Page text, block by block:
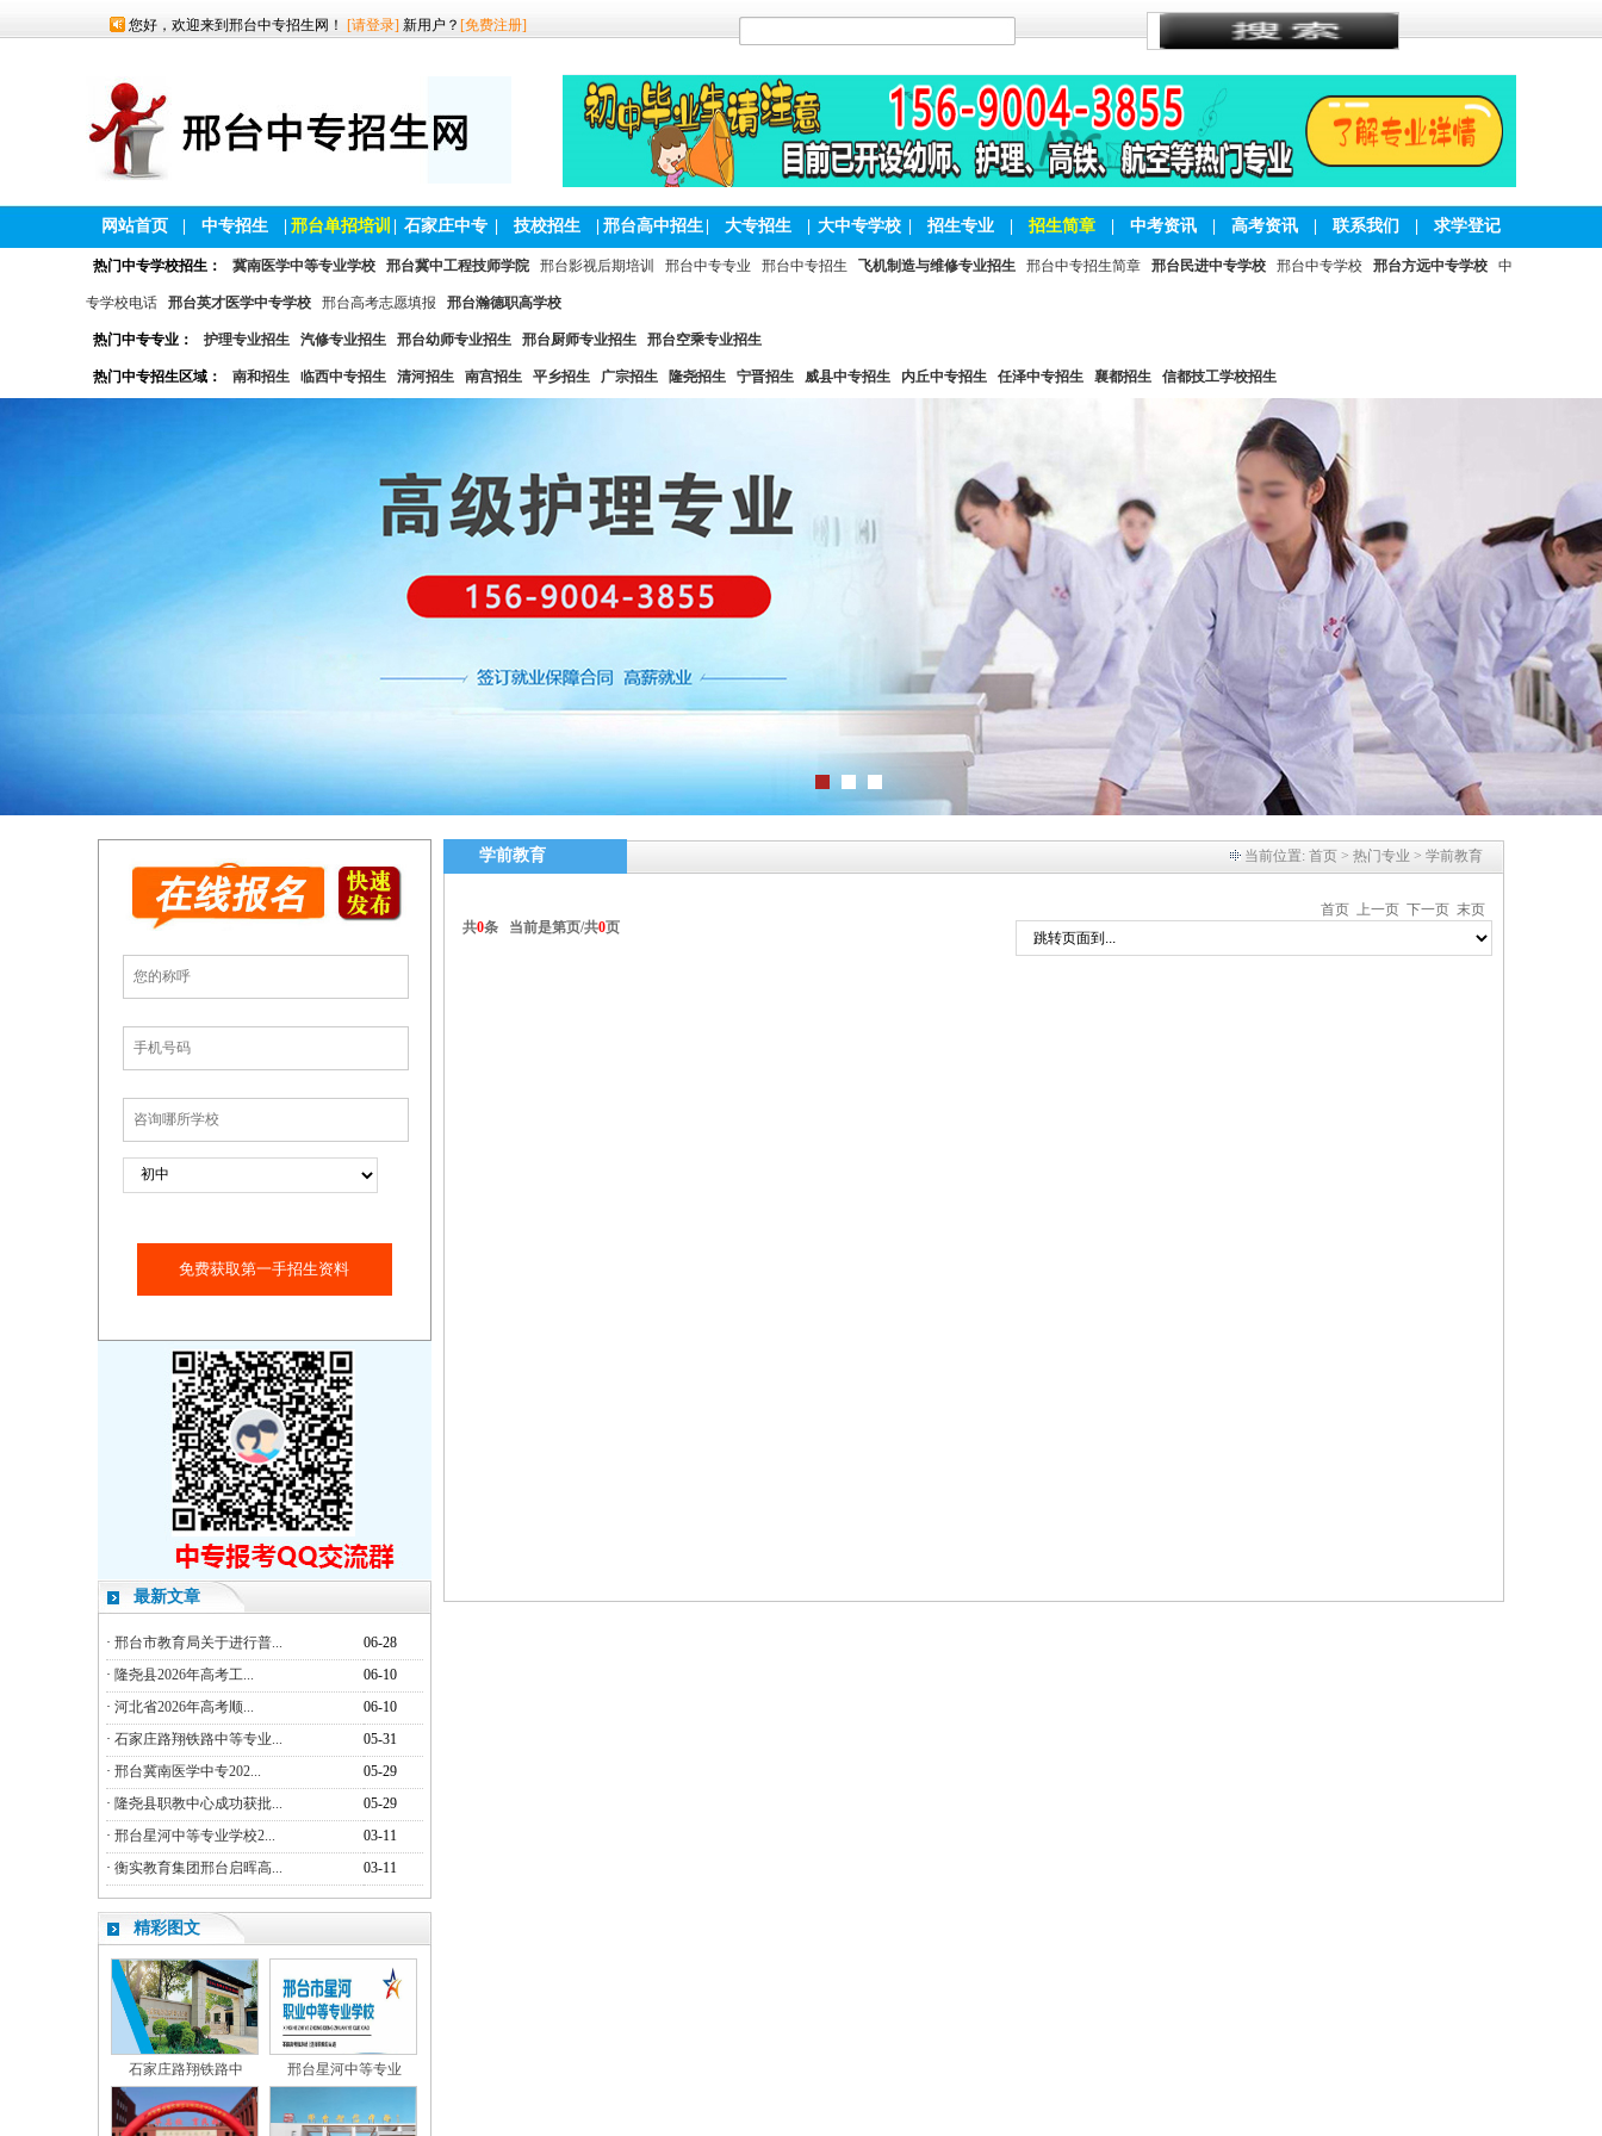
您好，欢迎来到邢台中专招生网！ [请登录] 新用户？ [免费注册]
网站首页 中专招生 邢台单招培训 石家庄中专 技校招生 邢台高中招生 大专招生 大中专学校 招生专业 招生简章 中考资讯 高考资讯 联系我们 求学登记
热门中专学校招生： 冀南医学中等专业学校 邢台冀中工程技师学院 邢台影视后期培训 邢台中专专业 邢台中专招生 飞机制造与维修专业招生 邢台中专招生简章 邢台民进中专学校 邢台中专学校 邢台方远中专学校 中
专学校电话 邢台英才医学中专学校 邢台高考志愿填报 邢台瀚德职高学校
热门中专专业： 护理专业招生 汽修专业招生 邢台幼师专业招生 邢台厨师专业招生 邢台空乘专业招生
热门中专招生区域： 南和招生 临西中专招生 清河招生 南宫招生 平乡招生 广宗招生 隆尧招生 宁晋招生 威县中专招生 内丘中专招生 任泽中专招生 襄都招生 信都技工学校招生
免费获取第一手招生资料
最新文章
· 邢台市教育局关于进行普...
06-28
· 隆尧县2026年高考工...
06-10
· 河北省2026年高考顺...
06-10
· 石家庄路翔铁路中等专业...
05-31
· 邢台冀南医学中专202...
05-29
· 隆尧县职教中心成功获批...
05-29
· 邢台星河中等专业学校2...
03-11
· 衡实教育集团邢台启晖高... 03-11
精彩图文
石家庄路翔铁路中 邢台星河中等专业
学前教育 当前位置: 首页 > 热门专业 > 学前教育
共0条 当前是第页/共0页
首页 上一页 下一页 末页